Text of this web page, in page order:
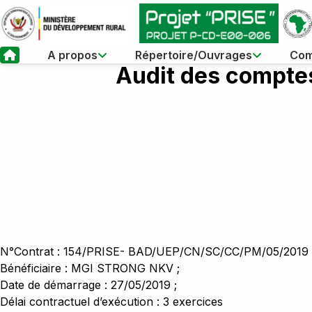
A propos
Aperçu du projet
Répertoire/Ouvrages
Kasaï
Kwilu
Maindombe
Audit des
N°Contrat : 154/PRISE- BAD/UEP/CN/SC/CC/PM/05/2019
Bénéficiaire : MGI STRONG NKV ;
Date de démarrage : 27/05/2019 ;
Délai contractuel d’exécution : 3 exercices